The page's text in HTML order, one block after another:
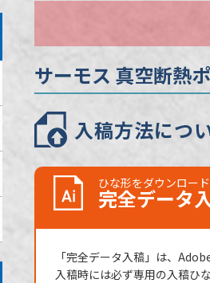
サーモス 真空断熱
入稿方法につ
ひな形をダウンロー
完全データ
「完全データ入稿」は、
入稿時には必ず専用の入稿ひ